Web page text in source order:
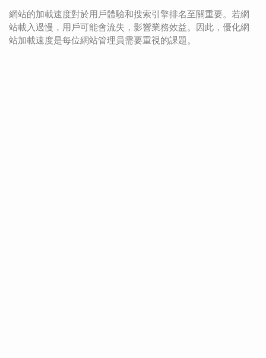
網站的加載速度對於用戶體驗和搜索引擎排名至關重要。若網
站載入過慢，用戶可能會流失，影響業務效益。因此，優化網
站加載速度是每位網站管理員需要重視的課題。